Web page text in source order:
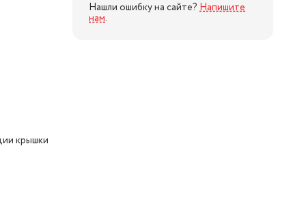
крышки
Нашли ошибку на сайте? Напишите
нам.